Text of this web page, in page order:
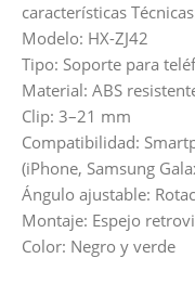
características
Modelo: HX-ZJ42
Tipo: Soporte para
Material: ABS
Clip: 3–21 mm
Compatibilidad:
(iPhone, Samsung
Ángulo ajustable:
Montaje: Espejo
Color: Negro y verde